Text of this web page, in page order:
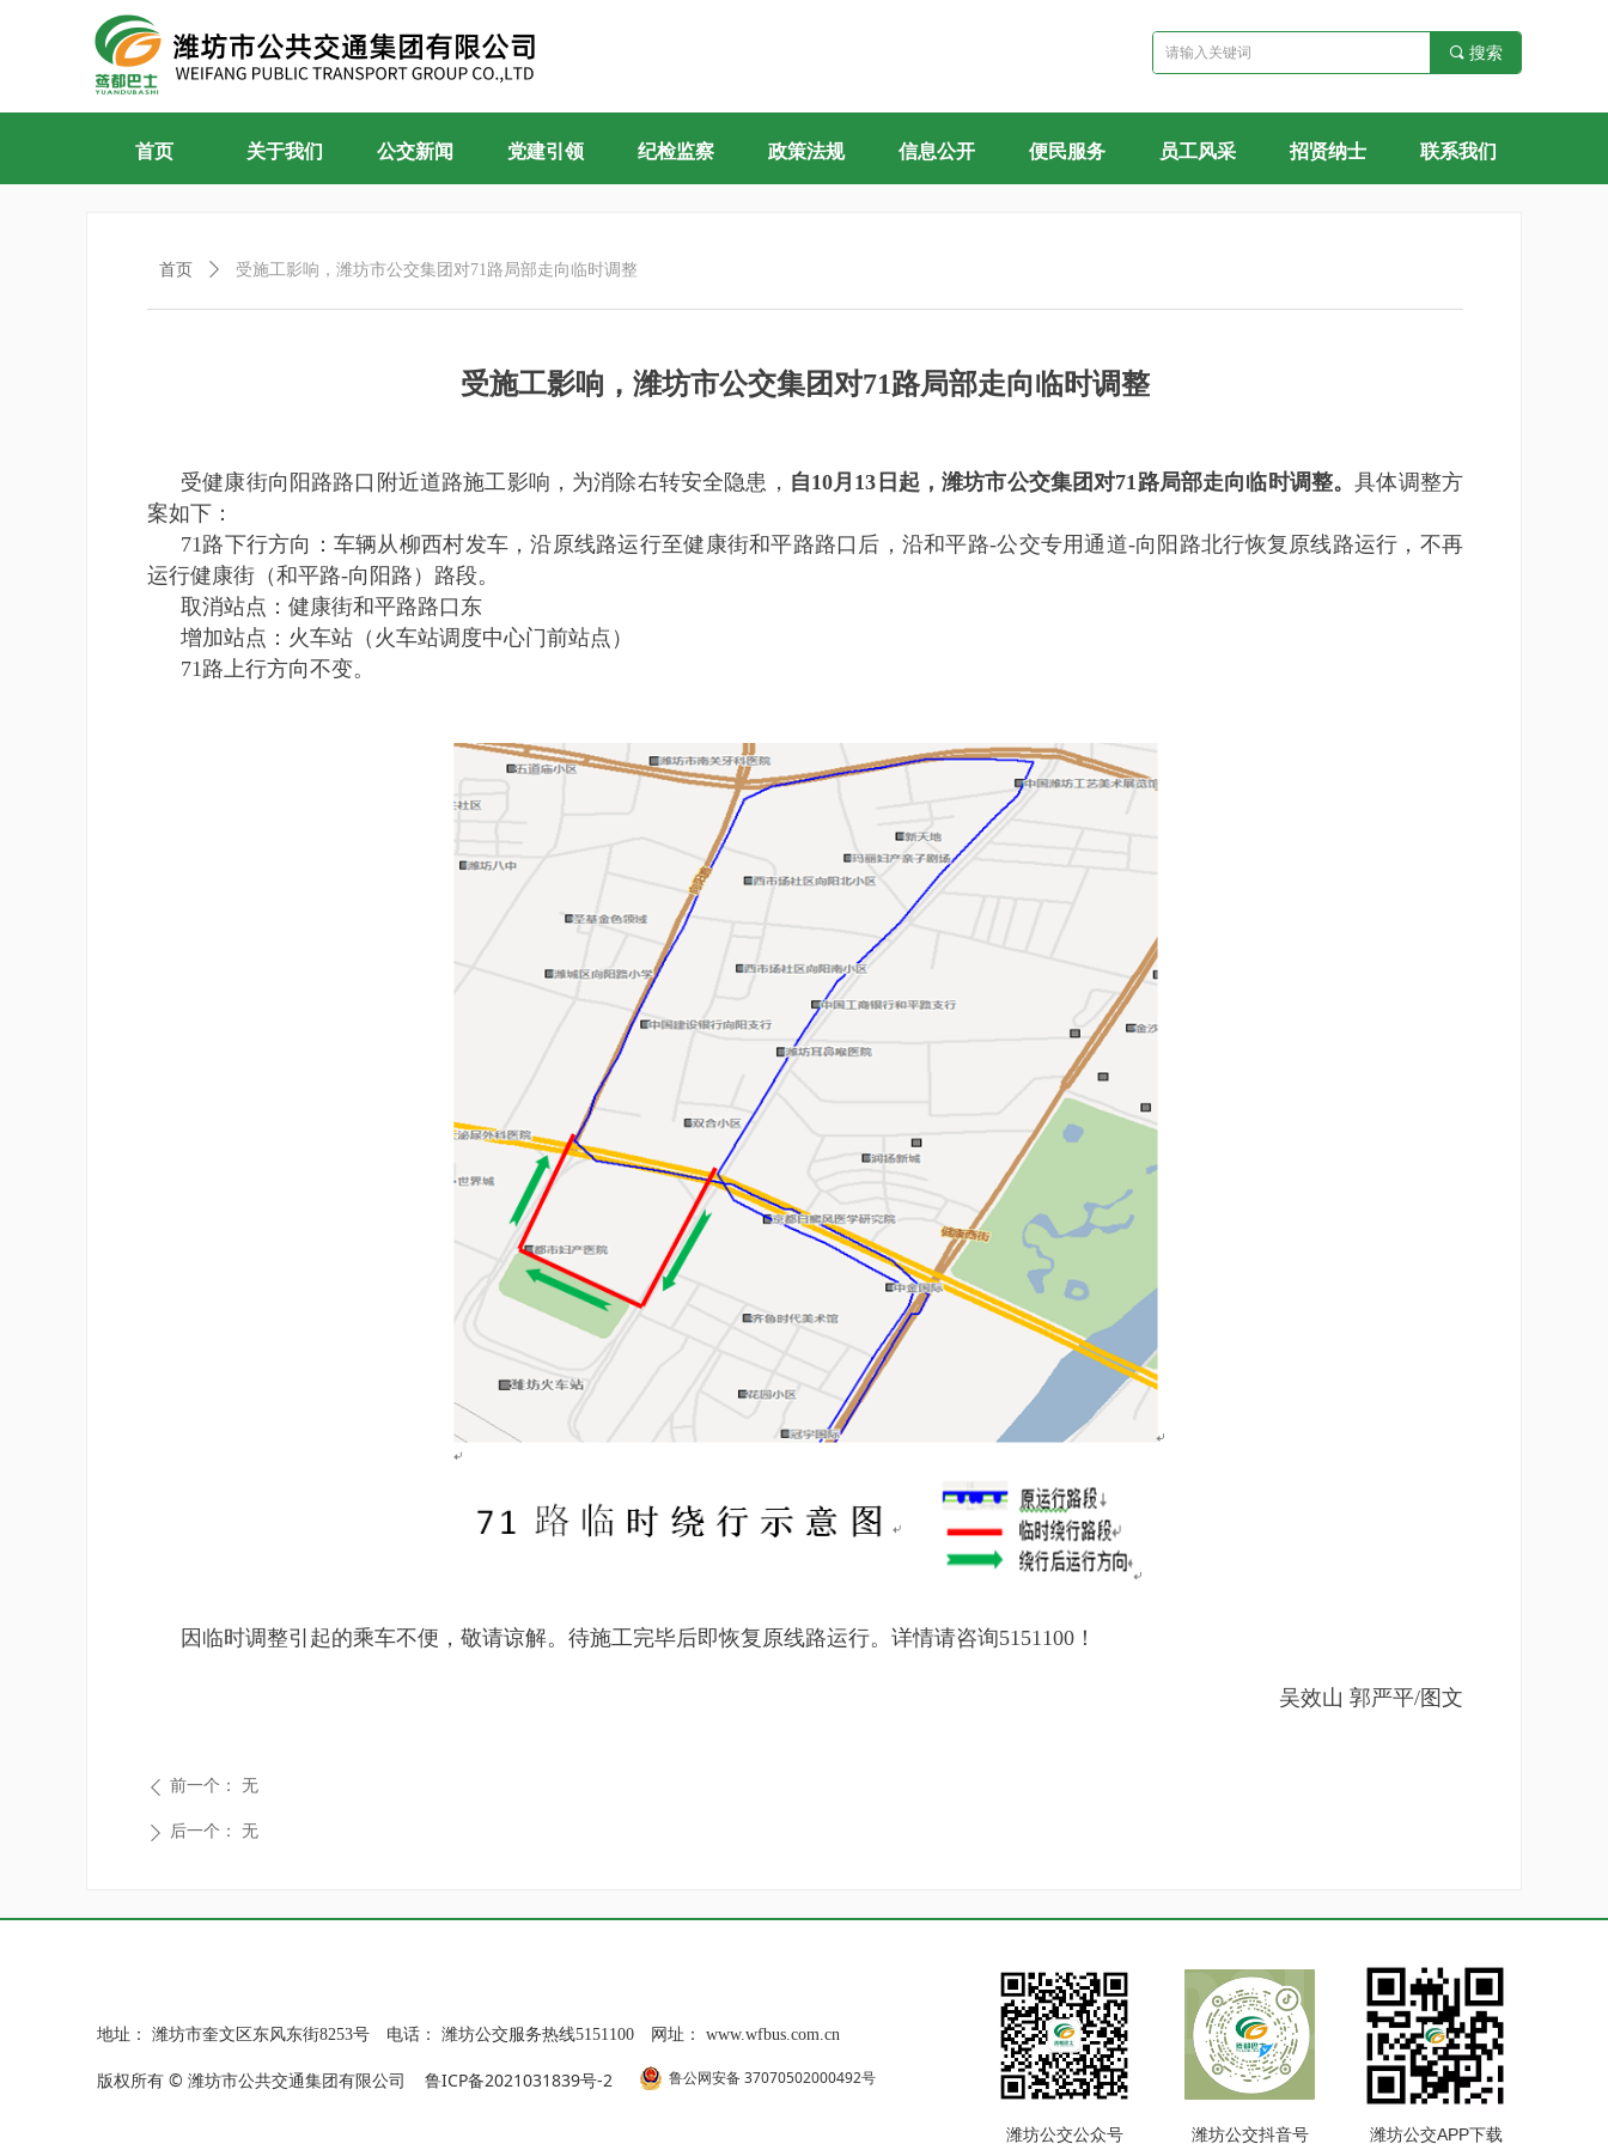
끠 搜索
首页 关于我们 公交新闻 党建引领 纪检监察 政策法规 信息公开 便民服务 员工风采 招贤纳士 联系我们
受施工影响，潍坊市公交集团对71路局部走向临时调整
受健康街向阳路路口附近道路施工影响，为消除右转安全隐患， 自10月13日起，潍坊市公交集团对71路局部走向临时调整。具体调整方
案如下：
71路下行方向：车辆从柳西村发车，沿原线路运行至健康街和平路路口后，沿和平路-公交专用通道-向阳路北行恢复原线路运行，不再
运行健康街（和平路-向阳路）路段。
取消站点：健康街和平路路口东
增加站点：火车站（火车站调度中心门前站点）
71路上行方向不变。
因临时调整引起的乘车不便，敬请谅解。待施工完毕后即恢复原线路运行。详情请咨询5151100！
吴效山 郭严平/图文
首页 ꄲ 受施工影响，潍坊市公交集团对71路局部走向临时调整
ꄴ 前一个： 无
ꄲ 后一个： 无
地址： 潍坊市奎文区东风东街8253号 电话： 潍坊公交服务热线5151100 网址： www.wfbus.com.cn
版权所有 © 潍坊市公共交通集团有限公司 鲁ICP备2021031839号-2
潍坊公交公众号 潍坊公交抖音号 潍坊公交APP下载
鲁公网安备 37070502000492号